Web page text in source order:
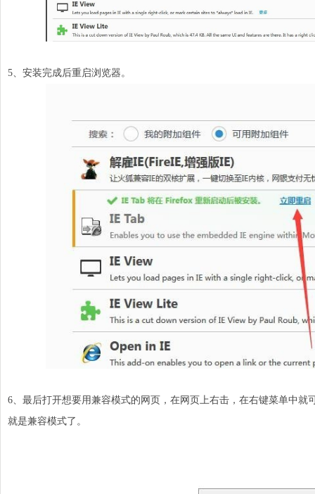
5、安装完成后重启浏览器。
6、最后打开想要用兼容模式的 网页 ，在网页上右击，在右键菜单中就
就是兼容模式了。